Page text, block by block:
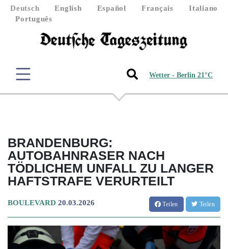
Deutsch English Español Français
Italiano
Português
Wetter - Berlin 21°C
BRANDENBURG:
AUTOBAHNRASER NACH
TÖDLICHEM UNFALL ZU LANGER
HAFTSTRAFE VERURTEILT
BOULEVARD 20.03.2026 Teilen Teilen